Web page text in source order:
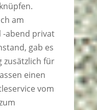
am
abend privat
gab es
zusätzlich für
einen
vom